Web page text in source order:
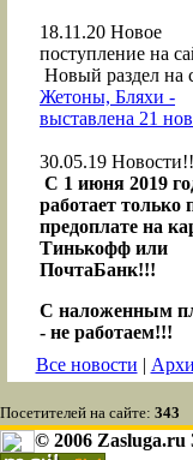
18.11.20 Новое
поступление на
Новый раздел на
Жетоны, Бляхи -
выставлена 21
30.05.19
С 1 июня 2019
работает только
предоплате на
Тинькофф или
ПочтаБанк!!!
С наложенным
- не работаем!!!
Все новости |
Посетителей на сайте: 343
© 2006 Zasluga.ru